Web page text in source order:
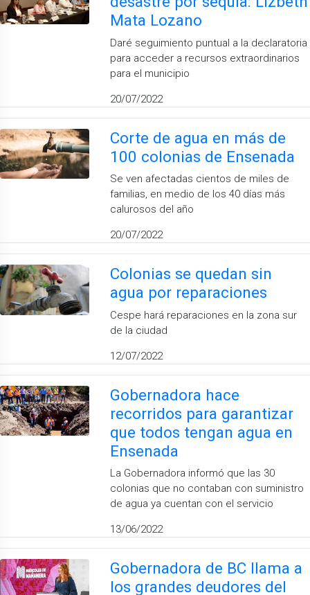
Mata Lozano
Daré seguimiento puntual a la declaratoria
para acceder a recursos extraordinarios
para el municipio
20/07/2022
Corte de agua en más de
100 colonias de Ensenada
Se ven afectadas cientos de miles de
familias, en medio de los 40 días más
calurosos del año
20/07/2022
Colonias se quedan sin
agua por reparaciones
Cespe hará reparaciones en la zona sur
de la ciudad
12/07/2022
Gobernadora hace
recorridos para garantizar
que todos tengan agua en
Ensenada
La Gobernadora informó que las 30
colonias que no contaban con suministro
de agua ya cuentan con el servicio
13/06/2022
Gobernadora de BC llama a
los grandes deudores del